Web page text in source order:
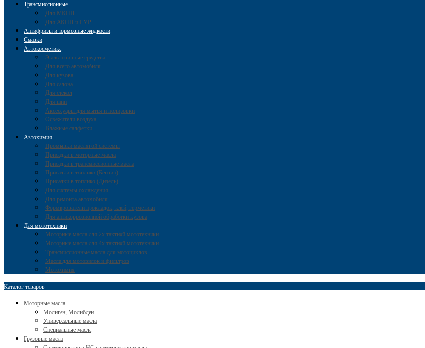
Трансмиссионные
Для МКПП
Для АКПП и ГУР
Антифризы и тормозные жидкости
Смазки
Автокосметика
Эксклюзивные средства
Для всего автомобиля
Для кузова
Для салона
Для стёкол
Для шин
Аксессуары для мытья и полировки
Освежители воздуха
Влажные салфетки
Автохимия
Промывки масляной системы
Присадки в моторные масла
Присадки в трансмиссионные масла
Присадки в топливо (Бензин)
Присадки в топливо (Дизель)
Для системы охлаждения
Для ремонта автомобиля
Формирователи прокладок, клей, герметики
Для антикоррозионной обработки кузова
Для мототехники
Моторные масла для 2х тактной мототехники
Моторные масла для 4х тактной мототехники
Трансмиссионные масла для мотоциклов
Масла для мотовилок и фильтров
Мотохимия
Каталог товаров
Моторные масла
Молиген, Молибден
Универсальные масла
Специальные масла
Грузовые масла